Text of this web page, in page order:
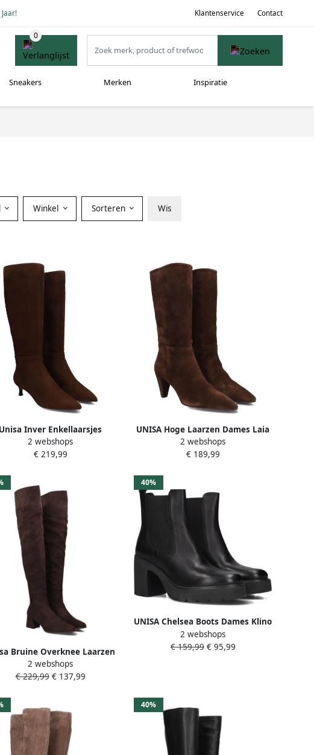
Klantenservice Contact
Sneakers Merken Inspiratie
Winkel Sorteren Wis
Unisa Inver Enkellaarsjes
met rits Dames Bruin
2 webshops
€ 219,99
UNISA Hoge Laarzen Dames Laia
Maat: 37 Materiaal: Suède Kleur:
Bruin
2 webshops
€ 189,99
Bruine Overknee Laarzen
Lavid Stijl
2 webshops
€ 229,99€ 137,99
40%
UNISA Chelsea Boots Dames Klino
Maat: 37 Materiaal: Leer Kleur:
Zwart
2 webshops
€ 159,99€ 95,99
40%